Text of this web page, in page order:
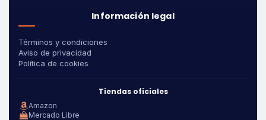
Información legal
Términos y condiciones
Aviso de privacidad
Política de cookies
Tiendas oficiales
Amazon
Mercado Libre